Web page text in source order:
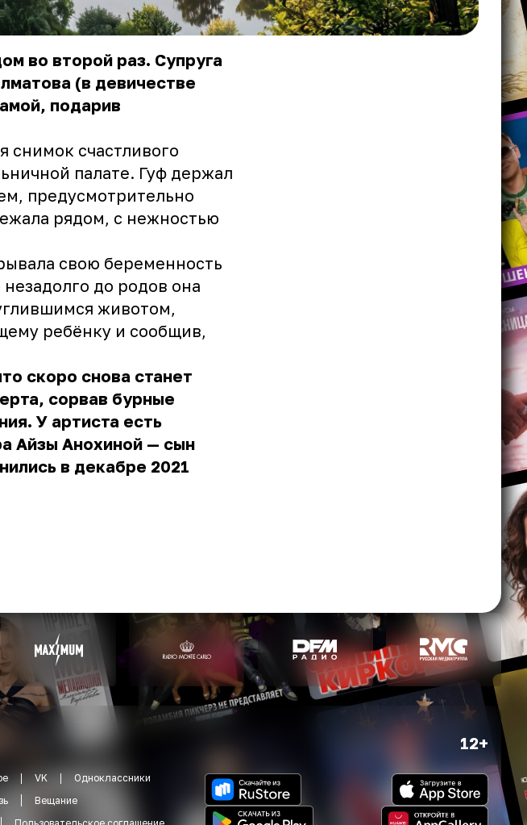
во второй раз. Супруга
(в девичестве
подарив
снимок счастливого
палате. Гуф держал
предусмотрительно
рядом, с нежностью
свою беременность
до родов она
животом,
ребёнку и сообщив,
скоро снова станет
сорвав бурные
У артиста есть
Айзы Анохиной — сын
в декабре 2021
12+
VK
Одноклассники
Вещание